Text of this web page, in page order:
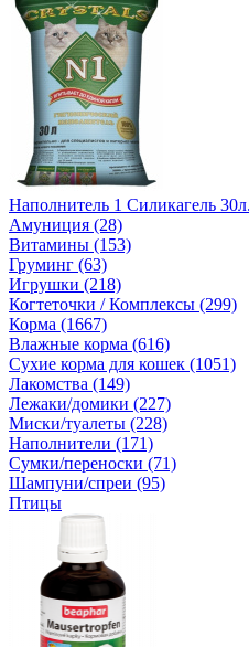
Наполнитель 1 Силикагель 30л.
Амуниция (28)
Витамины (153)
Груминг (63)
Игрушки (218)
Когтеточки / Комплексы (299)
Корма (1667)
Влажные корма (616)
Сухие корма для кошек (1051)
Лакомства (149)
Лежаки/домики (227)
Миски/туалеты (228)
Наполнители (171)
Сумки/переноски (71)
Шампуни/спреи (95)
Птицы